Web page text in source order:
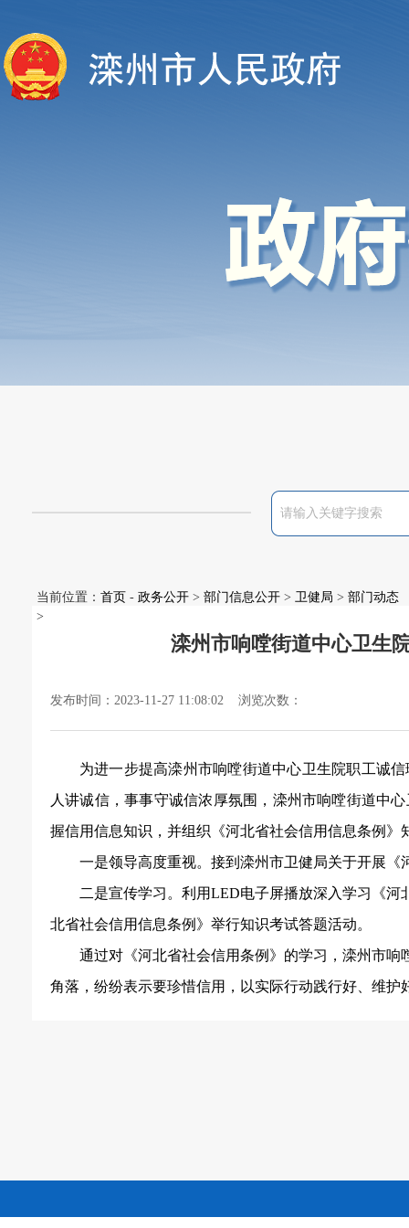
当前位置： 首页 - 政务公开 > 部门信息公开 > 卫健局 > 部门动态
>
滦州市响嘡街道中心卫生
发布时间：2023-11-27 11:08:02 浏览次数：
为进一步提高滦州市响嘡街道中心卫生院职工诚
人讲诚信，事事守诚信浓厚氛围， 滦州市响嘡街道中
握信用信息知识，并组织《河北省社会信用信息条例》
一是领导高度重视。接到滦州市卫健局关于开展《
二是宣传学习。利用LED电子屏播放深入学习《河
北省社会信用信息条例》 举行知识考试答题活动。
通过对《河北省社会信用条例》的学习， 滦州市响
角落，纷纷表示要珍惜信用，以实际行动践行好、维护